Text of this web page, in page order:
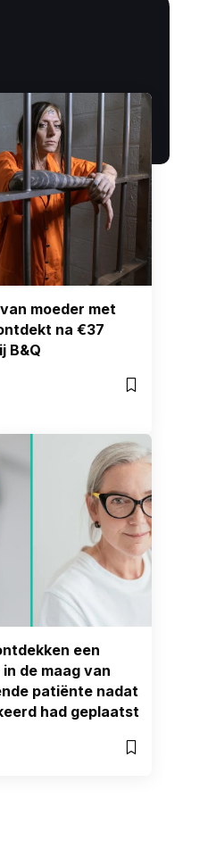
moeder met
na €37
B&Q
een
de maag van
patiënte nadat
had geplaatst